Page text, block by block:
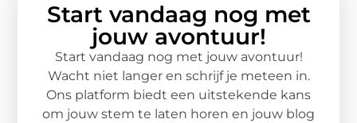
Start vandaag nog met
jouw avontuur!
Start vandaag nog met jouw avontuur!
Wacht niet langer en schrijf je meteen in.
Ons platform biedt een uitstekende kans
om jouw stem te laten horen en jouw blog